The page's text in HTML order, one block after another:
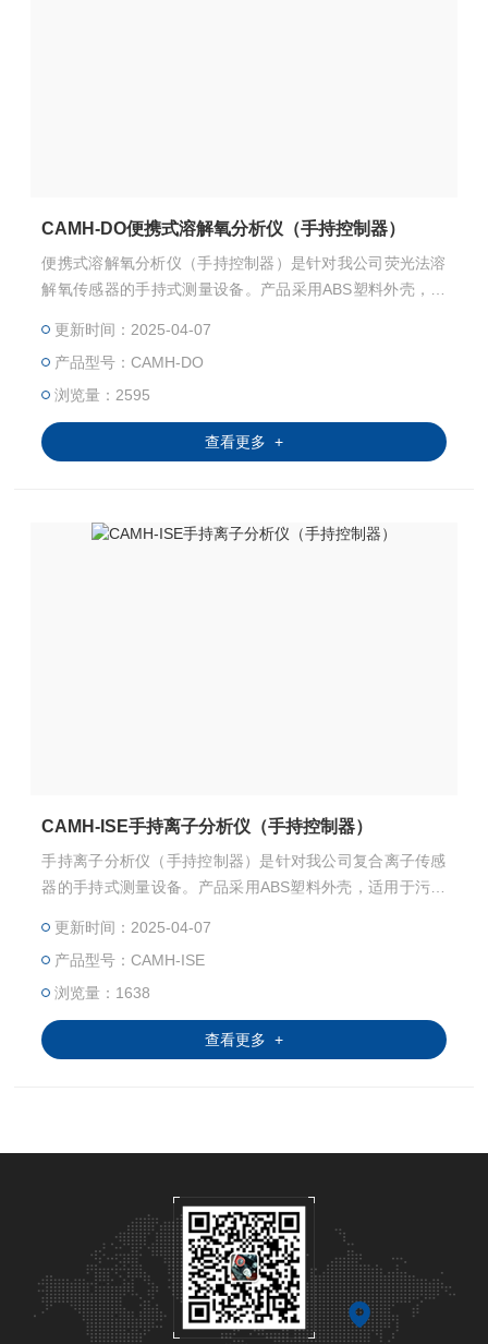
CAMH-DO便携式溶解氧分析仪（手持控制器）
便携式溶解氧分析仪（手持控制器）是针对我公司荧光法溶
解氧传感器的手持式测量设备。产品采用ABS塑料外壳，适
续监测，内置温度传感器。造型紧凑，运行可靠。支持气压
补偿，温度补偿，采用进口溶解氧荧光法传感器。产品采用
316不锈钢材质，螺纹为标准PG13.5螺纹，适用性更强。
更新时间：2025-04-07
产品型号：CAMH-DO
浏览量：2595
查看更多 +
CAMH-ISE手持离子分析仪（手持控制器）
手持离子分析仪（手持控制器）是针对我公司复合离子传感
器的手持式测量设备。产品采用ABS塑料外壳，适用于污水
测，内置温度传感器。造型紧凑，运行可靠。支持气压补
偿，温度补偿。产品采用316不锈钢材质，螺纹为标准PG1
3.5螺纹，适用性更强。
更新时间：2025-04-07
产品型号：CAMH-ISE
浏览量：1638
查看更多 +